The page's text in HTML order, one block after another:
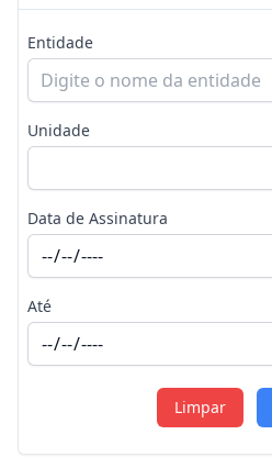
Entidade
Unidade
Data de Assinatura
Até
Limpar